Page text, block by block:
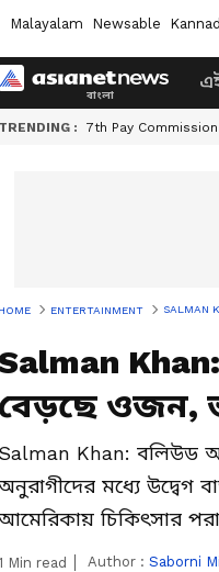
Malayalam Newsable
TRENDING : 7th Pay Commission
HOME ENTERTAINMENT SALMAN
বেড়ছে ওজন,
Salman Khan: বলিউড
মধ্যে উদ্বেগ
চিকিৎসার
Min read Author : Saborni